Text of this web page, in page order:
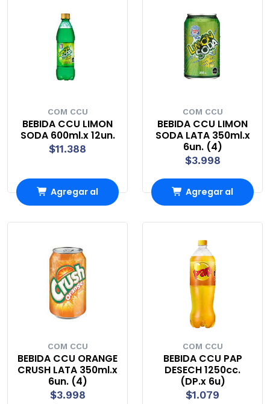
COM CCU
BEBIDA CCU LIMON
SODA 600ml.x 12un.
$11.388
Agregar al
COM CCU
BEBIDA CCU LIMON
SODA LATA 350ml.x
6un. (4)
$3.998
Agregar al
COM CCU
BEBIDA CCU ORANGE
CRUSH LATA 350ml.x
6un. (4)
$3.998
COM CCU
BEBIDA CCU PAP
DESECH 1250cc.
(DP.x 6u)
$1.079